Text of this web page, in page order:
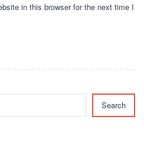
in this browser for the next time I
Search